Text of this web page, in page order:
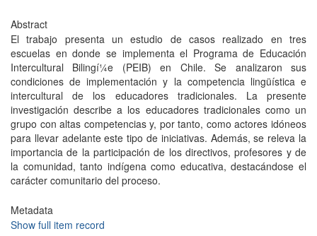
Abstract
El trabajo presenta un estudio de casos realizado en tres
escuelas en donde se implementa el Programa de Educación
Intercultural Bilingí¼e (PEIB) en Chile. Se analizaron sus
condiciones de implementación y la competencia lingüística e
intercultural de los educadores tradicionales. La presente
investigación describe a los educadores tradicionales como un
grupo con altas competencias y, por tanto, como actores idóneos
para llevar adelante este tipo de iniciativas. Además, se releva la
importancia de la participación de los directivos, profesores y de
la comunidad, tanto indí­gena como educativa, destacándose el
carácter comunitario del proceso.
Metadata
Show full item record